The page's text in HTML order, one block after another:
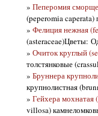
» Пеперомия
(peperomia
» Фелиция нежная
(asteraceae)Цветы:
» Очиток круглый
толстянковые
» Бруннера
крупнолистная
» Гейхера мохнатая
villosa)